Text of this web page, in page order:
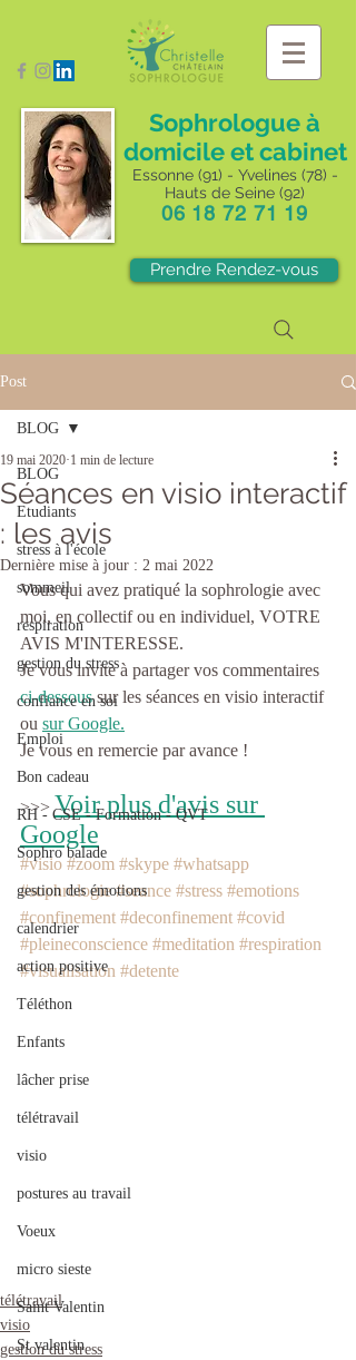
Sophrologue à
domicile et cabinet
Essonne (91) - Yvelines (78) -
Hauts de Seine (92)
06 18 72 71 19
Prendre Rendez-vous
Post
BLOG
Etudiants
stress à l'école
sommeil
respiration
gestion du stress
confiance en soi
Emploi
Bon cadeau
RH - CSE - Formation - QVT
Sophro balade
gestion des émotions
calendrier
action positive
Téléthon
Enfants
lâcher prise
télétravail
visio
postures au travail
Voeux
micro sieste
Saint Valentin
St valentin
BLOG
Séances en visio interactif
: les avis
19 mai 2020 1 min de lecture
Dernière mise à jour : 2 mai 2022
Vous qui avez pratiqué la sophrologie avec
moi, en collectif ou en individuel, VOTRE
AVIS M'INTERESSE.
Je vous invite à partager vos commentaires
ci-dessous sur les séances en visio interactif
ou sur Google.
Je vous en remercie par avance !
>>> Voir plus d'avis sur
Google
#visio #zoom #skype #whatsapp
#sophrologie #seance #stress #emotions
#confinement #deconfinement #covid
#pleineconscience #meditation #respiration
#visualisation #detente
télétravail
visio
gestion du stress